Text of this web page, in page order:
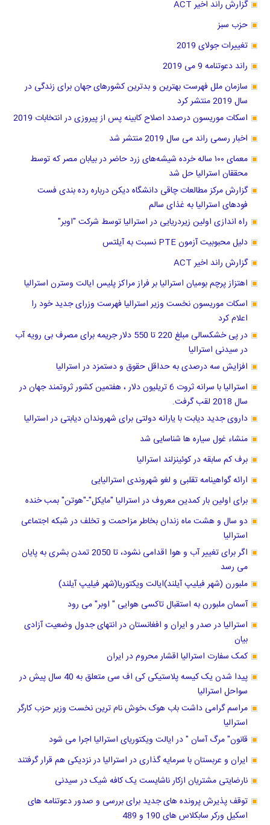
گزارش راند اخیر ACT
حزب سبز
تغییرات جولای 2019
راند دعوتنامه 9 می 2019
سازمان ملل فهرست بهترین و بدترین کشور‌های جهان برای زندگی در
سال 2019 منتشر کرد
اسکات موریسون درصدد اصلاح کابینه پس از پیروزی در انتخابات 2019
اخبار رسمی راند می سال 2019 منتشر شد
معمای ۱۰۰ ساله خرده شیشه‌های زرد حاضر در بیابان مصر که توسط
محققان استرالیا حل شد
گزارش مرکز مطالعات چاقی دانشگاه دیکن درباره رده بندی فست
فودهای استرالیا به غذای سالم
راه اندازی اولین زیردریایی در استرالیا توسط شرکت "اوبر"
دلیل محبوبیت آزمون PTE نسبت به آیلتس
گزارش راند اخیر ACT
اهتزاز پرچم بومیان استرالیا بر فراز مراکز پلیس ایالت وسترن استرالیا
اسکات موریسون نخست وزیر استرالیا فهرست وزرای جدید خود را
اعلام کرد
در پی خشکسالی مبلغ 220 تا 550 دلار جریمه برای مصرف بی رویه آب
در سیدنی استرالیا
افزایش سه درصدی به حداقل حقوق و دستمزد در استرالیا
استرالیا با سرانه ثروت 6 تریلیون دلار ، هفتمین کشور ثروتمند جهان در
سال 2018 لقب گرفت.
داروی جدید دیابت با یارانه دولتی برای شهروندان دیابتی در استرالیا
منشاء غول سیاره ها شناسایی شد
برف کم سابقه در کوئینزلند استرالیا
ارائه گواهینامه تقلبی و لغو شهروندی استرالیایی
برای اولین بار کمدین معروف در استرالیا "مایکل"-"هوتن" بمب خنده
دو سال و هشت ماه زندان بخاطر مزاحمت و تخلف در شبکه اجتماعی
استرالیا
اگر برای تغییر آب و هوا اقدامی نشود، تا 2050 تمدن بشری به پایان
می رسد
ملبورن (شهر فیلیپ آیلند)ایالت ویکتوریا(شهر فیلیپ آیلند)
آسمان ملبورن به استقبال تاکسی هوایی " اوبر" می رود
استرالیا در صدر و ایران و افغانستان در انتهای جدول وضعیت آزادی
بیان
کمک سفارت استرالیا اقشار محروم در ایران
پیدا شدن یک کیسه پلاستیکی کی اف سی متعلق به 40 سال پیش در
سواحل استرالیا
مراسم گرامی داشت باب هوک ،خوش نام ترین نخست وزیر حزب کارگر
استرالیا
قانون" مرگ آسان " در ایالت ویکتوریای استرالیا اجرا می شود
ایران و عربستان با سرمایه گذاری در استرالیا در نزدیکی هم قرار گرفتند
نارضایتی مشتریان ازکار ناشایست یک کافه شیک در سیدنی
توقف پذیرش پرونده های جدید برای بررسی و صدور دعوتنامه های
اسکیل ورکر سابکلاس های 190 و 489